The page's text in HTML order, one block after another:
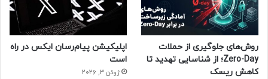
روش‌های جلوگیری از حملات
Zero-Day؛ از شناسایی تهدید تا
کاهش ریسک
اپلیکیشن پیام‌رسان ایکس در راه
است
ژوئن 3, 2026